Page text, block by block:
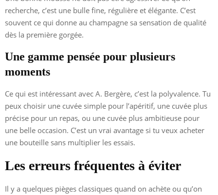
recherche, c’est une bulle fine, régulière et élégante. C’est
souvent ce qui donne au champagne sa sensation de qualité
dès la première gorgée.
Une gamme pensée pour plusieurs
moments
Ce qui est intéressant avec A. Bergère, c’est la polyvalence. Tu
peux choisir une cuvée simple pour l’apéritif, une cuvée plus
précise pour un repas, ou une cuvée plus ambitieuse pour
une belle occasion. C’est un vrai avantage si tu veux acheter
une bouteille sans multiplier les essais.
Les erreurs fréquentes à éviter
Il y a quelques pièges classiques quand on achète ou qu’on